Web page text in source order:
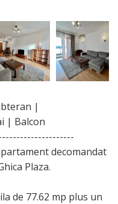
|
| Balcon
decomandat
Plaza.
de 77.62 mp plus un